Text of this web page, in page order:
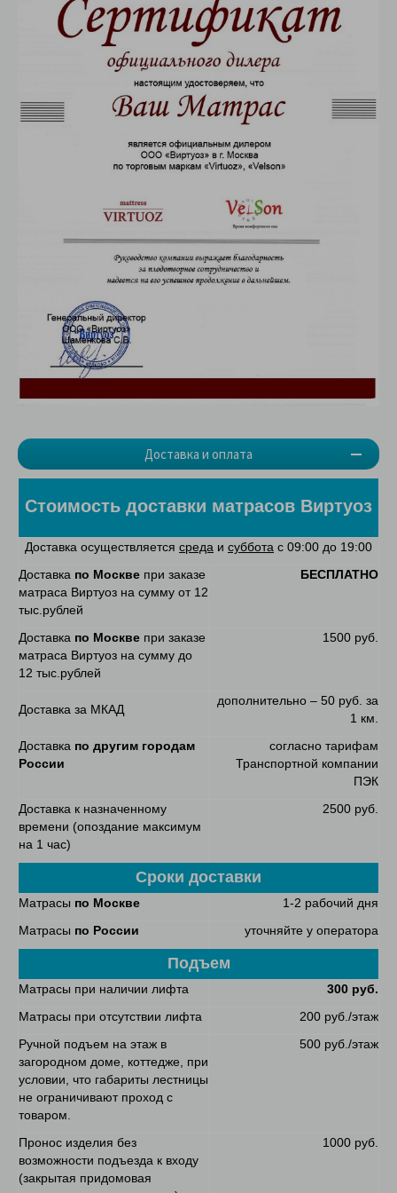
Доставка и оплата
Стоимость доставки матрасов Виртуоз
Доставка осуществляется среда и суббота с 09:00 до 19:00
Доставка по Москве при заказе
матраса Виртуоз на сумму от 12
тыс.рублей
БЕСПЛАТНО
Доставка по Москве при заказе
матраса Виртуоз на сумму до
12 тыс.рублей
1500 руб.
Доставка за МКАД
дополнительно – 50 руб. за
1 км.
Доставка по другим городам
России
согласно тарифам
Транспортной компании
ПЭК
Доставка к назначенному
времени (опоздание максимум
на 1 час)
2500 руб.
Сроки доставки
Матрасы по Москве
1-2 рабочий дня
Матрасы по России уточняйте у оператора
Подъем
Матрасы при наличии лифта
300 руб.
Матрасы при отсутствии лифта
200 руб./этаж
Ручной подъем на этаж в
загородном доме, коттедже, при
условии, что габариты лестницы
не ограничивают проход с
товаром.
500 руб./этаж
Пронос изделия без
возможности подъезда к входу
(закрытая придомовая
1000 руб.